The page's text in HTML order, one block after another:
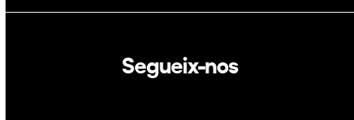
Segueix-nos